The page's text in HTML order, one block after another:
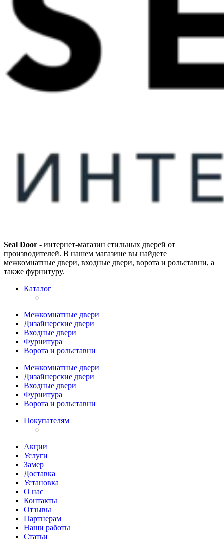
Seal Door - интернет-магазин стильных дверей от
производителей. В нашем магазине вы найдете
межкомнатные двери, входные двери, ворота и рольставни, а
также фурнитуру.
Каталог
Межкомнатные двери
Дизайнерские двери
Входные двери
Фурнитура
Ворота и рольставни
Межкомнатные двери
Дизайнерские двери
Входные двери
Фурнитура
Ворота и рольставни
Покупателям
Акции
Услуги
Замер
Доставка
Установка
О нас
Контакты
Отзывы
Партнерам
Наши работы
Статьи